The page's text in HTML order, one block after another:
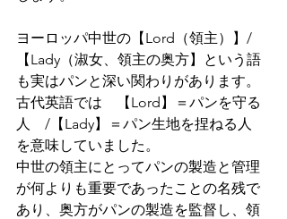
ヨーロッパ中世の【Lord（領主）】/
【Lady（淑女、領主の奥方】という語
も実はパンと深い関わりがあります。
古代英語では　【Lord】＝パンを守る
人　/【Lady】＝パン生地を捏ねる人
を意味していました。
中世の領主にとってパンの製造と管理
が何よりも重要であったことの名残で
あり、奥方がパンの製造を監督し、領